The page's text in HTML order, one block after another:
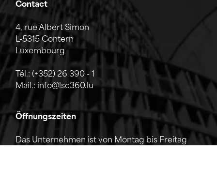
Contact
4, rue Albert Simon
L-5315 Contern
Luxembourg
Tél.: (+352) 26 390 - 1
Mail.: info@lsc360.lu
Öffnungszeiten
Das Unternehmen ist von Montag bis Freitag